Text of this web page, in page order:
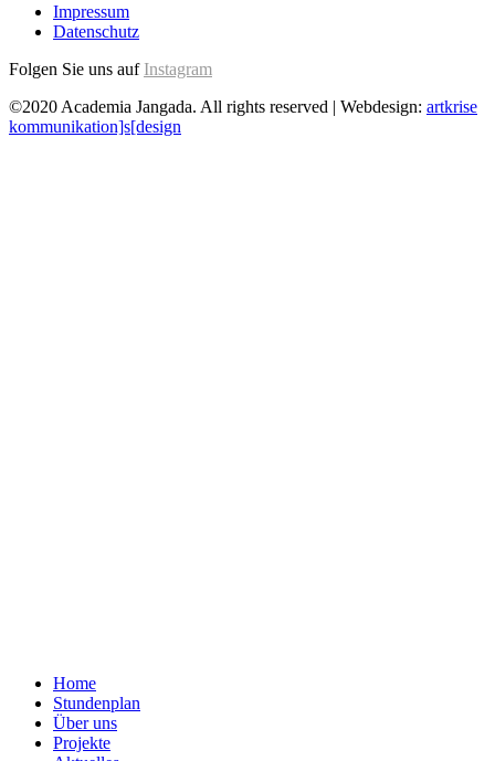
Impressum
Datenschutz
Folgen Sie uns auf Instagram
©2020 Academia Jangada. All rights reserved | Webdesign: artkrise
kommunikation]s[design
Home
Stundenplan
Über uns
Projekte